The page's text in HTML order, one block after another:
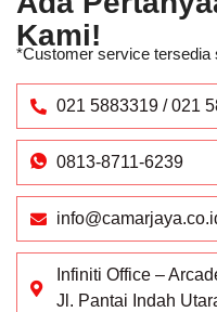
Kami!
*Customer service tersedia
021 5883319 / 021
0813-8711-6239
Infiniti Office –
Jl. Pantai Indah